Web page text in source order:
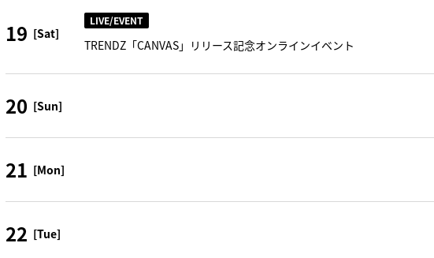
19 [Sat]
LIVE/EVENT
TRENDZ「CANVAS」リリース記念オンラインイベント
20 [Sun]
21 [Mon]
22 [Tue]